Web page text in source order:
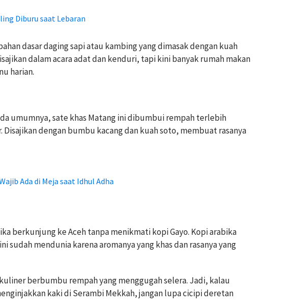
Diburu saat Lebaran
dasar daging sapi atau kambing yang dimasak dengan kuah
dalam acara adat dan kenduri, tapi kini banyak rumah makan
harian.
umumnya, sate khas Matang ini dibumbui rempah terlebih
dengan bumbu kacang dan kuah soto, membuat rasanya
Ada di Meja saat Idhul Adha
berkunjung ke Aceh tanpa menikmati kopi Gayo. Kopi arabika
sudah mendunia karena aromanya yang khas dan rasanya yang
berbumbu rempah yang menggugah selera. Jadi, kalau
kaki di Serambi Mekkah, jangan lupa cicipi deretan